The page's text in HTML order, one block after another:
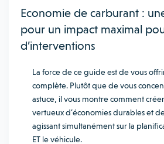
Economie de carburant :
pour un impact maximal
d’interventions
La force de ce guide est de vous
complète. Plutôt que de vous
astuce, il vous montre comment
vertueux d’économies durables et
agissant simultanément sur la
ET le véhicule.